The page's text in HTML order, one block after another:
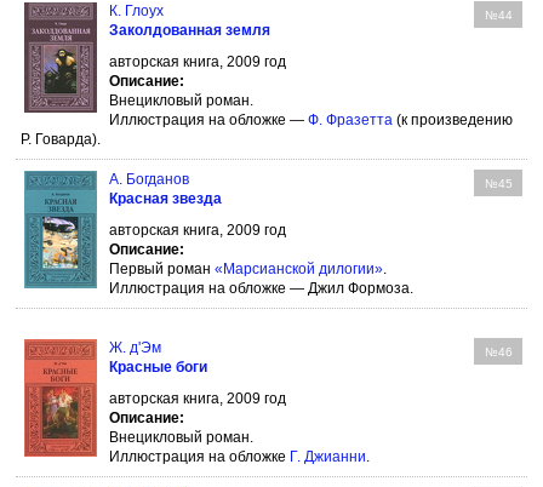
К. Глоух №44
Заколдованная земля
авторская книга, 2009 год
Описание:
Внецикловый роман.
Иллюстрация на обложке — Ф. Фразетта (к произведению
Р. Говарда).
А. Богданов №45
Красная звезда
авторская книга, 2009 год
Описание:
Первый роман «Марсианской дилогии».
Иллюстрация на обложке — Джил Формоза.
Ж. д'Эм №46
Красные боги
авторская книга, 2009 год
Описание:
Внецикловый роман.
Иллюстрация на обложке Г. Джианни.